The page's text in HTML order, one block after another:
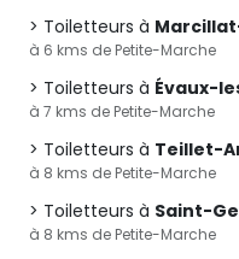
Toiletteurs à
à 6 kms de Petite-Marche
Toiletteurs à Évaux-
à 7 kms de Petite-Marche
Toiletteurs à Teillet-
à 8 kms de Petite-Marche
Toiletteurs à Saint-
à 8 kms de Petite-Marche